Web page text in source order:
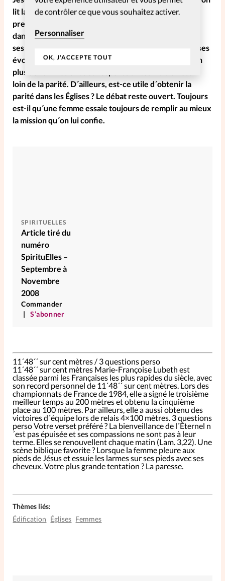
de contrôler ce que vous souhaitez activer.
Personnaliser
OK, J'ACCEPTE TOUT
lit la Bible, la femme a un rôle très important dans les
premières communautés chrétiennes
dans la mesure où on lui donne l´occasion de montrer
ses compétences et ses talents. Je pense que les choses
évoluent dans le bon sens, mais lentement. De plus en
plus de femmes ont des responsabilités mais on est
loin de la parité. D´ailleurs, est-ce utile d´obtenir la
parité dans les Églises ? Le débat reste ouvert. Toujours
est-il qu´une femme essaie toujours de remplir au mieux
la mission qu´on lui confie.
SPIRITUELLES
Article tiré du
numéro
SpirituElles –
Septembre à
Novembre
2008
Commander
S’abonner
11´48´´ sur cent mètres / 3 questions perso
11´48´´ sur cent mètres Marie-Françoise Lubeth est
classée parmi les Françaises les plus rapides du siècle, avec
son record personnel de 11´48´´ sur cent mètres. Lors des
championnats de France de 1984, elle a signé le troisième
meilleur temps au 200 mètres et obtenu la cinquième
place au 100 mètres. Par ailleurs, elle a aussi obtenu des
victoires d´équipe lors de relais 4×100 mètres. 3 questions
persoVotre verset préféré ? La bienveillance de l´Éternel n
´est pas épuisée et ses compassions ne sont pas à leur
terme. Elles se renouvellent chaque matin (Lam. 3,22). Une
scène biblique favorite ? Lorsque la femme pleure aux
pieds de Jésus et essuie les larmes sur ses pieds avec ses
cheveux.Votre plus grande tentation ? La paresse.
Thèmes liés:
Édification Églises Femmes